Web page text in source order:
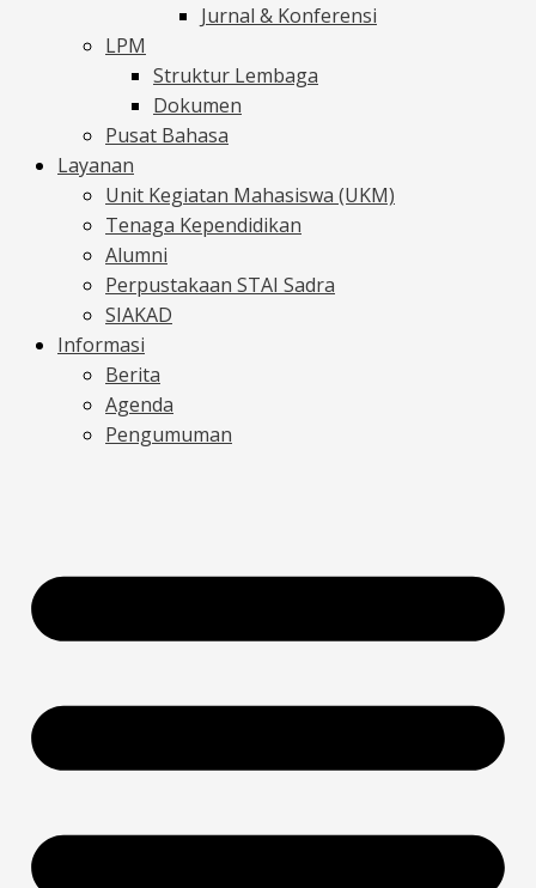
Jurnal & Konferensi
LPM
Struktur Lembaga
Dokumen
Pusat Bahasa
Layanan
Unit Kegiatan Mahasiswa (UKM)
Tenaga Kependidikan
Alumni
Perpustakaan STAI Sadra
SIAKAD
Informasi
Berita
Agenda
Pengumuman